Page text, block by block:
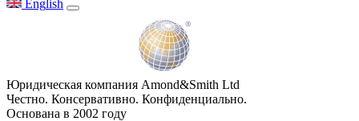
English
Юридическая компания Amond&Smith Ltd
Честно. Консервативно. Конфиденциально.
Основана в 2002 году